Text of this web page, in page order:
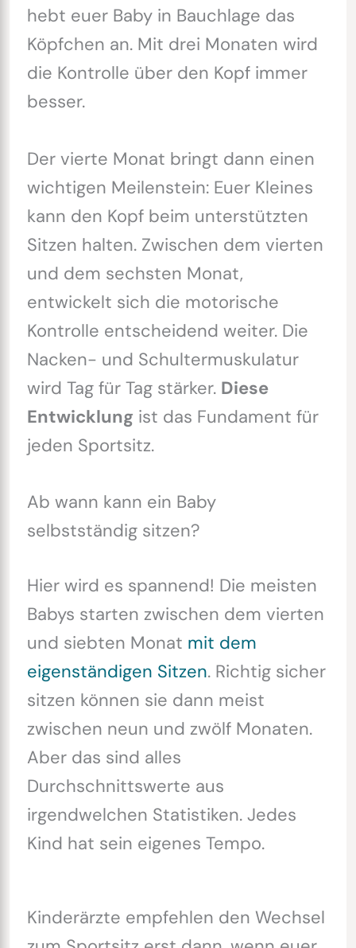
hebt euer Baby in Bauchlage das
Köpfchen an. Mit drei Monaten wird
die Kontrolle über den Kopf immer
besser.
Der vierte Monat bringt dann einen
wichtigen Meilenstein: Euer Kleines
kann den Kopf beim unterstützten
Sitzen halten. Zwischen dem vierten
und dem sechsten Monat,
entwickelt sich die motorische
Kontrolle entscheidend weiter. Die
Nacken- und Schultermuskulatur
wird Tag für Tag stärker. Diese
Entwicklung ist das Fundament für
jeden Sportsitz.
Ab wann kann ein Baby
selbstständig sitzen?
Hier wird es spannend! Die meisten
Babys starten zwischen dem vierten
und siebten Monat mit dem
eigenständigen Sitzen. Richtig sicher
sitzen können sie dann meist
zwischen neun und zwölf Monaten.
Aber das sind alles
Durchschnittswerte aus
irgendwelchen Statistiken. Jedes
Kind hat sein eigenes Tempo.
Kinderärzte empfehlen den Wechsel